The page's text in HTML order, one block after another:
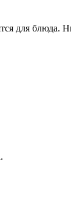
для блюда.